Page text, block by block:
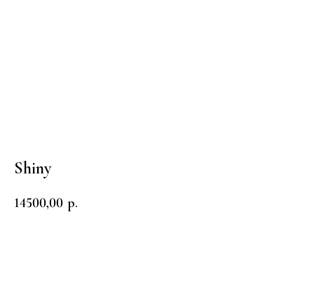
Shiny
14500,00 р.